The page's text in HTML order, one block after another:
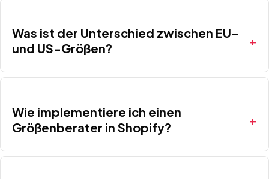
Was ist der Unterschied zwischen EU-
und US-Größen?
Wie implementiere ich einen
Größenberater in Shopify?